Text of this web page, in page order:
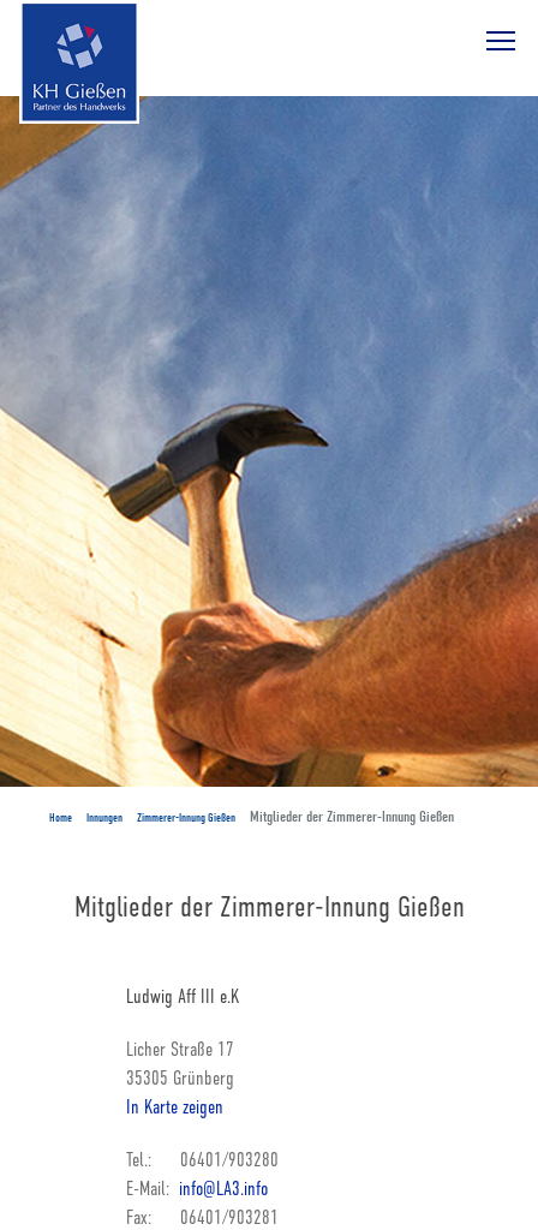
Home Innungen Zimmerer-Innung Gießen Mitglieder der Zimmerer-Innung Gießen
Mitglieder der Zimmerer-Innung Gießen
Ludwig Aff III e.K
Licher Straße 17
35305 Grünberg
In Karte zeigen
Tel.: 06401/903280
E-Mail: info@LA3.info
Fax: 06401/903281